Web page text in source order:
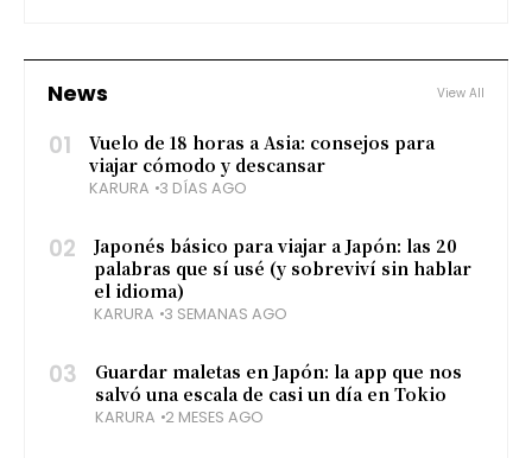
Playa del Carmen cautiva a
viajeros de todas las edades.
News View All
01
Vuelo de 18 horas a Asia: consejos para
viajar cómodo y descansar
KARURA 3 DÍAS AGO
02
Japonés básico para viajar a Japón: las 20
palabras que sí usé (y sobreviví sin hablar
el idioma)
KARURA 3 SEMANAS AGO
03
Guardar maletas en Japón: la app que nos
salvó una escala de casi un día en Tokio
KARURA 2 MESES AGO